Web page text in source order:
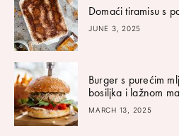
Domaći tiramisu s
JUNE 3, 2025
Burger s purećim
bosiljka i lažnom
MARCH 13, 2025